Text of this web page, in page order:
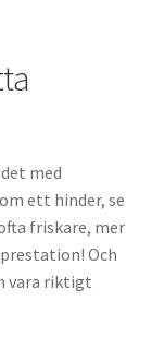
med
ett hinder, se
friskare, mer
Och
vara riktigt